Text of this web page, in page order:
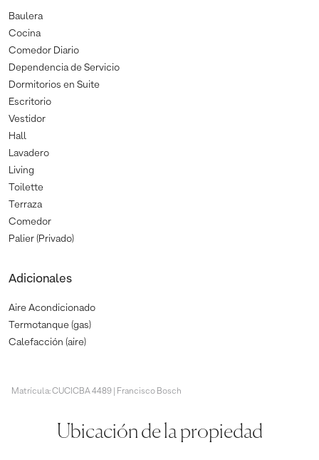
Baulera
Cocina
Comedor Diario
Dependencia de Servicio
Dormitorios en Suite
Escritorio
Vestidor
Hall
Lavadero
Living
Toilette
Terraza
Comedor
Palier (Privado)
Adicionales
Aire Acondicionado
Termotanque (gas)
Calefacción (aire)
Matrícula: CUCICBA 4489 | Francisco Bosch
Ubicación de la propiedad